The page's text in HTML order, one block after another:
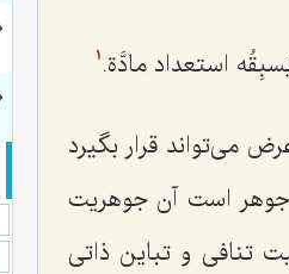
استعداد مادَّة. 1
قرار بگیرد
جوهر است آن جوهریت
و تباین ذاتى